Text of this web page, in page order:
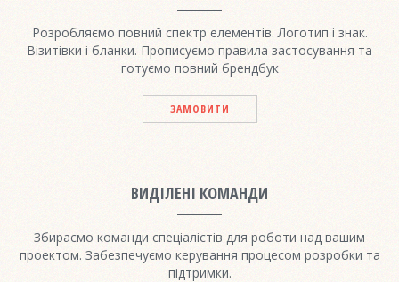
Розробляємо повний спектр елементів. Логотип і знак.
Візитівки і бланки. Прописуємо правила застосування та
готуємо повний брендбук
ЗАМОВИТИ
ВИДІЛЕНІ КОМАНДИ
Збираємо команди спеціалістів для роботи над вашим
проектом. Забезпечуємо керування процесом розробки та
підтримки.